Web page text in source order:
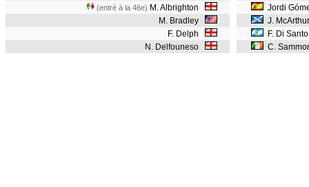
(entré à la 46e) M. Albrighton
M. Bradley
F. Delph
N. Delfouneso
Jordi
J.
F. Di
C.